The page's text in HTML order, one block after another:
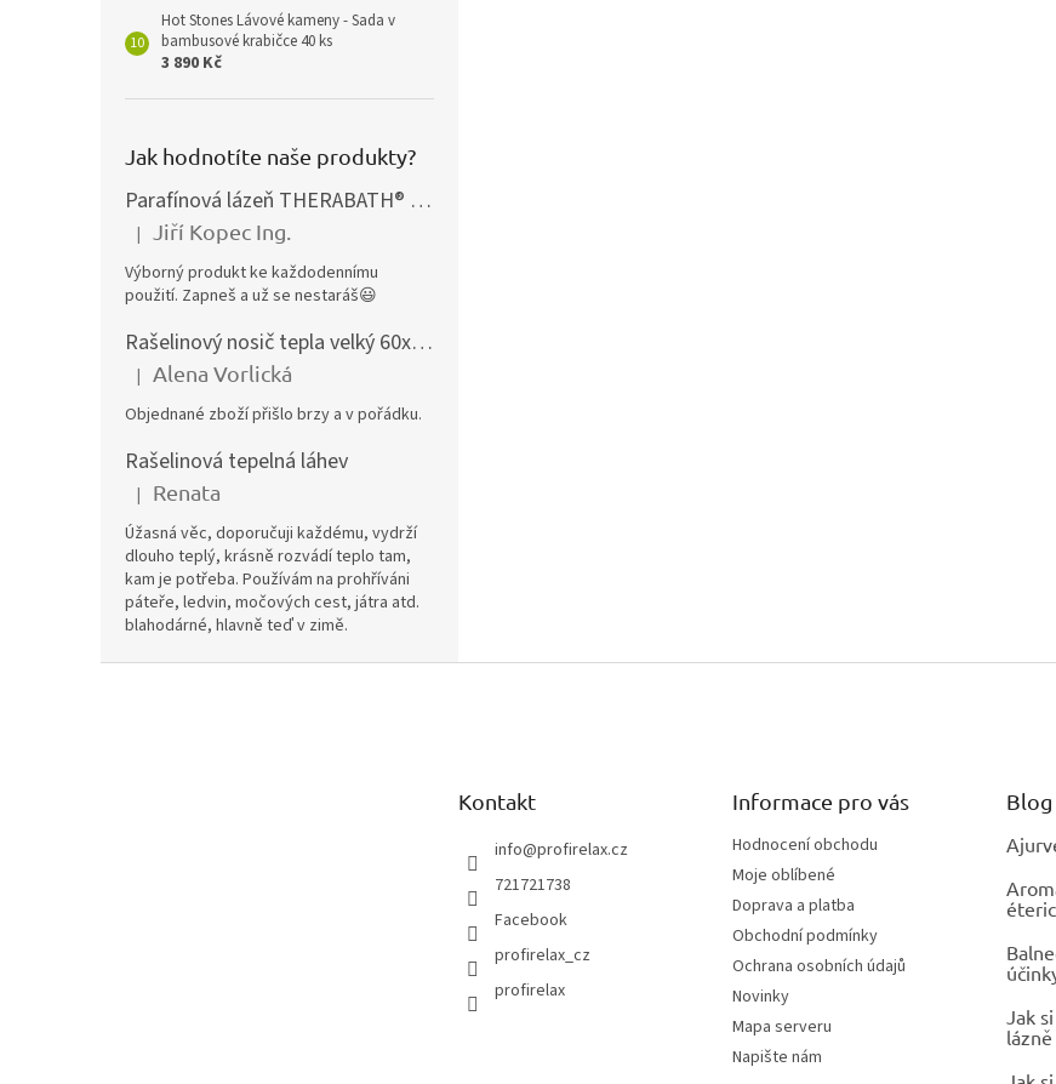
Hot Stones Lávové kameny - Sada v
bambusové krabičce 40 ks
3 890 Kč
Jak hodnotíte naše produkty?
Parafínová lázeň THERABATH® PRO, parafínová vana TB7
Hodnocení produktu je 5 z 5 hvězdiček.
| Jiří Kopec Ing.
Výborný produkt ke každodennímu
použití. Zapneš a už se nestaráš😃
Rašelinový nosič tepla velký 60x40 cm
Hodnocení produktu je 5 z 5 hvězdiček.
| Alena Vorlická
Objednané zboží přišlo brzy a v pořádku.
Rašelinová tepelná láhev
Hodnocení produktu je 5 z 5 hvězdiček.
| Renata
Úžasná věc, doporučuji každému, vydrží
dlouho teplý, krásně rozvádí teplo tam,
kam je potřeba. Používám na prohříváni
páteře, ledvin, močových cest, játra atd.
blahodárné, hlavně teď v zimě.
Kontakt
info@profirelax.cz
721721738
Facebook
profirelax_cz
profirelax
Informace pro vás
Hodnocení obchodu
Moje oblíbené
Doprava a platba
Obchodní podmínky
Ochrana osobních údajů
Novinky
Mapa serveru
Napište nám
Blog
Jak
lázně